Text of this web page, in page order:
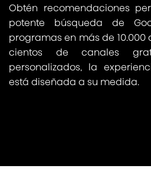
Obtén recomendaciones
potente búsqueda de
programas en más de
cientos de canales
personalizados, la
está diseñada a su medida.